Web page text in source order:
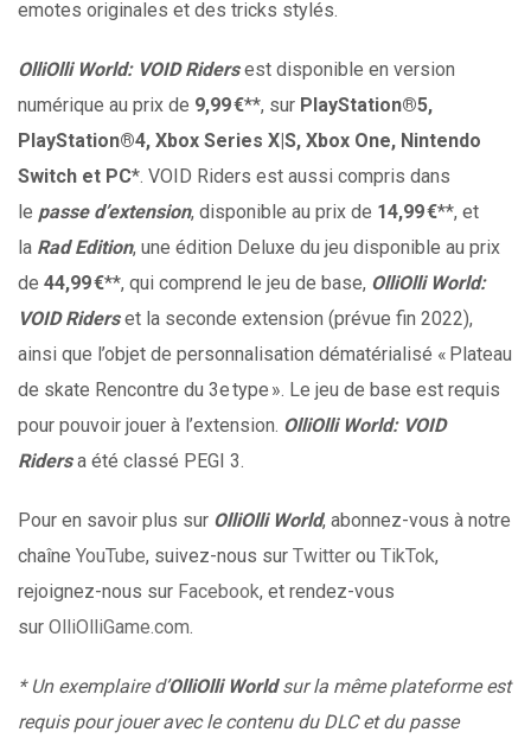
emotes originales et des tricks stylés.
OlliOlli World: VOID Ridersest disponible en version
numérique au prix de 9,99 €**, sur PlayStation®5,
PlayStation®4, Xbox Series X|S, Xbox One, Nintendo
Switch et PC*. VOID Riders est aussi compris dans
le passe d’extension, disponible au prix de 14,99 €**, et
la Rad Edition, une édition Deluxe du jeu disponible au prix
de 44,99 €**, qui comprend le jeu de base, OlliOlli World:
VOID Riderset la seconde extension (prévue fin 2022),
ainsi que l’objet de personnalisation dématérialisé « Plateau
de skate Rencontre du 3e type ». Le jeu de base est requis
pour pouvoir jouer à l’extension. OlliOlli World: VOID
Ridersa été classé PEGI 3.
Pour en savoir plus sur OlliOlli World, abonnez-vous à notre
chaîne YouTube, suivez-nous sur Twitter ou TikTok,
rejoignez-nous sur Facebook, et rendez-vous
sur OlliOlliGame.com.
* Un exemplaire d’OlliOlli Worldsur la même plateforme est
requis pour jouer avec le contenu du DLC et du passe